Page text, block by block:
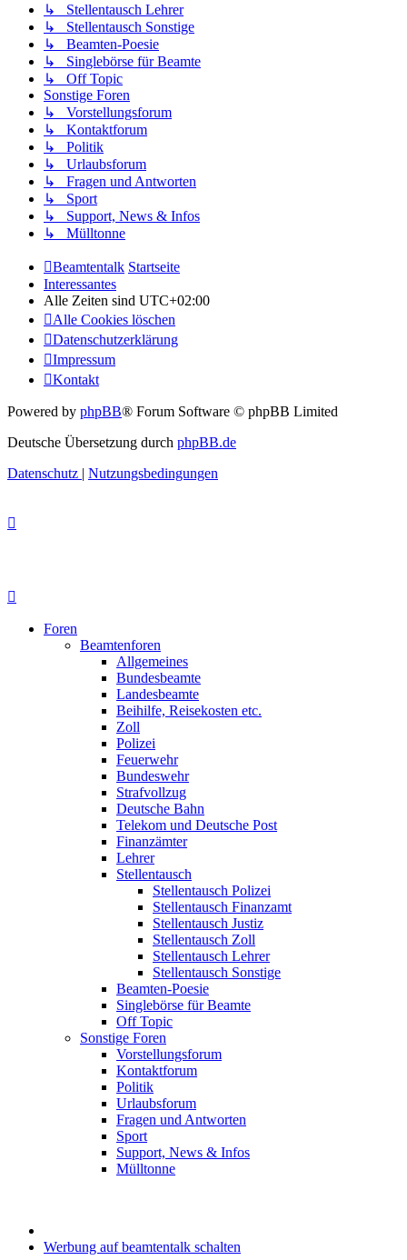
↳ Stellentausch Lehrer
↳ Stellentausch Sonstige
↳ Beamten-Poesie
↳ Singlebörse für Beamte
↳ Off Topic
Sonstige Foren
↳ Vorstellungsforum
↳ Kontaktforum
↳ Politik
↳ Urlaubsforum
↳ Fragen und Antworten
↳ Sport
↳ Support, News & Infos
↳ Mülltonne
Beamtentalk Startseite
Interessantes
Alle Zeiten sind UTC+02:00
Alle Cookies löschen
Datenschutzerklärung
Impressum
Kontakt
Powered by phpBB® Forum Software © phpBB Limited
Deutsche Übersetzung durch phpBB.de
Datenschutz | Nutzungsbedingungen
Foren
Beamtenforen
Allgemeines
Bundesbeamte
Landesbeamte
Beihilfe, Reisekosten etc.
Zoll
Polizei
Feuerwehr
Bundeswehr
Strafvollzug
Deutsche Bahn
Telekom und Deutsche Post
Finanzämter
Lehrer
Stellentausch
Stellentausch Polizei
Stellentausch Finanzamt
Stellentausch Justiz
Stellentausch Zoll
Stellentausch Lehrer
Stellentausch Sonstige
Beamten-Poesie
Singlebörse für Beamte
Off Topic
Sonstige Foren
Vorstellungsforum
Kontaktforum
Politik
Urlaubsforum
Fragen und Antworten
Sport
Support, News & Infos
Mülltonne
Werbung auf beamtentalk schalten